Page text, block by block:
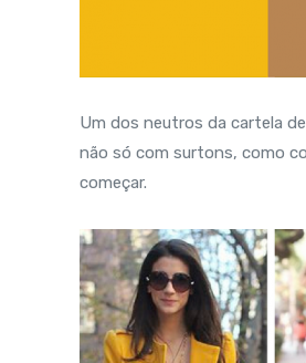
Um dos neutros da cartela
não só com surtons, como
começar.